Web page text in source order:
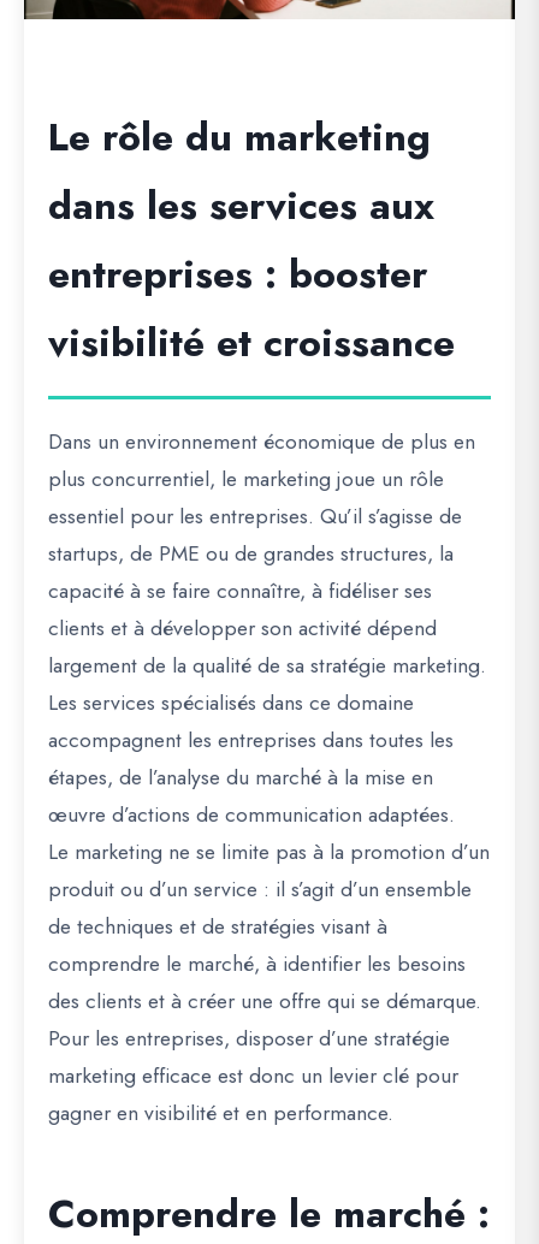
Le rôle du marketing
dans les services aux
entreprises : booster
visibilité et croissance
Dans un environnement économique de plus en
plus concurrentiel, le marketing joue un rôle
essentiel pour les entreprises. Qu’il s’agisse de
startups, de PME ou de grandes structures, la
capacité à se faire connaître, à fidéliser ses
clients et à développer son activité dépend
largement de la qualité de sa stratégie marketing.
Les services spécialisés dans ce domaine
accompagnent les entreprises dans toutes les
étapes, de l’analyse du marché à la mise en
œuvre d’actions de communication adaptées.
Le marketing ne se limite pas à la promotion d’un
produit ou d’un service : il s’agit d’un ensemble
de techniques et de stratégies visant à
comprendre le marché, à identifier les besoins
des clients et à créer une offre qui se démarque.
Pour les entreprises, disposer d’une stratégie
marketing efficace est donc un levier clé pour
gagner en visibilité et en performance.
Comprendre le marché :